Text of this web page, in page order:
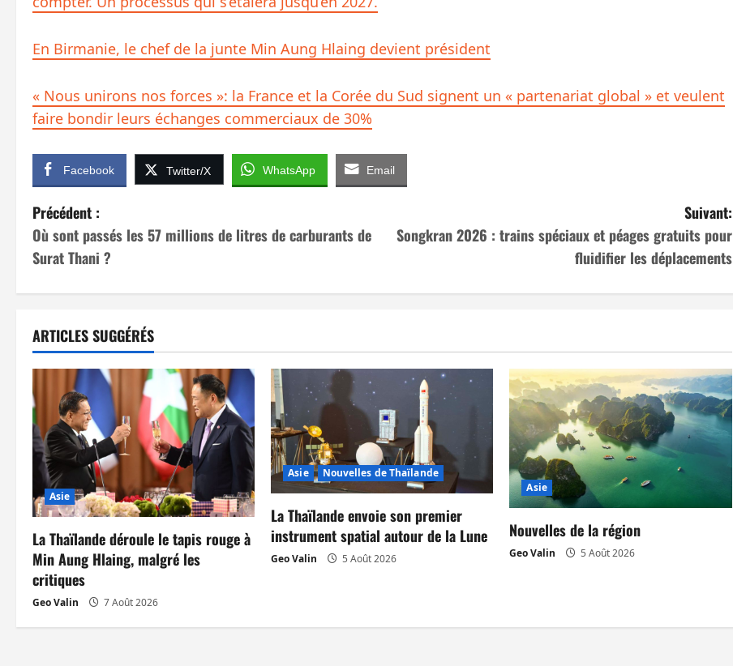
En Birmanie, le chef de la junte Min Aung Hlaing devient président
« Nous unirons nos forces »: la France et la Corée du Sud signent un « partenariat global » et veulent
faire bondir leurs échanges commerciaux de 30%
Facebook Twitter/X WhatsApp Email
N
a
v
g
a
t
i
o
n
d
’
a
Précédent :
Où sont passés les 57 millions de litres de carburants de
Surat Thani ?
Suivant:
Songkran 2026 : trains spéciaux et péages gratuits pour
fluidifier les déplacements
ARTICLES SUGGÉRÉS
Asie
La Thaïlande déroule le tapis rouge à
Min Aung Hlaing, malgré les
critiques
Geo Valin 7 Août 2026
Asie Nouvelles de Thaïlande
La Thaïlande envoie son premier
instrument spatial autour de la Lune
Geo Valin 5 Août 2026
Asie
Nouvelles de la région
Geo Valin 5 Août 2026